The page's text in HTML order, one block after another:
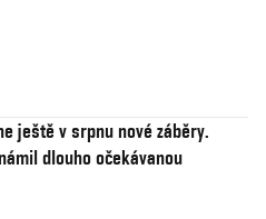
ještě v srpnu nové záběry.
dlouho očekávanou